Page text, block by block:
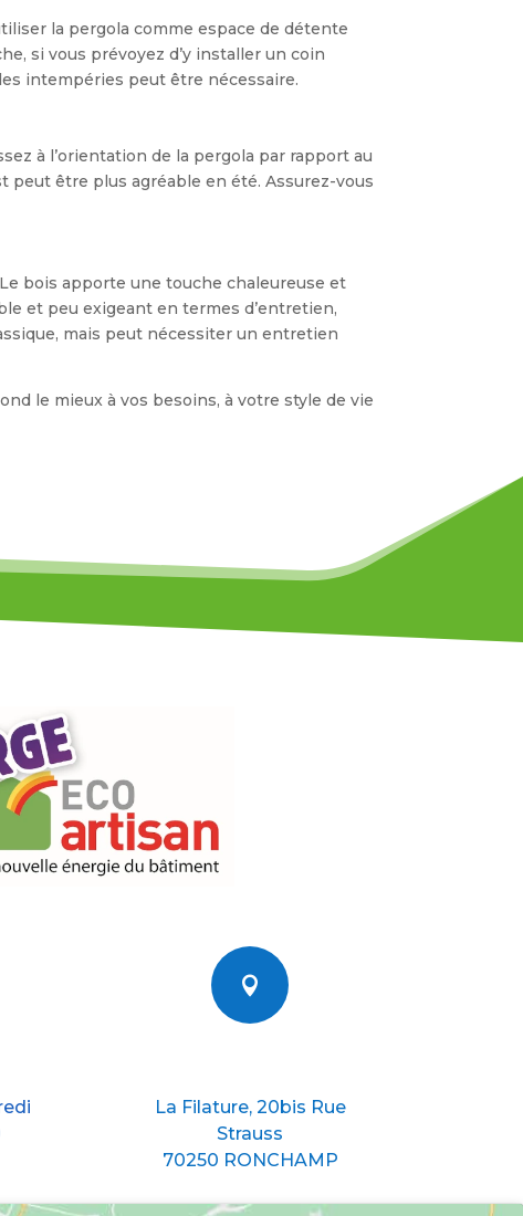
la pergola comme espace de détente
si vous prévoyez d’y installer un coin
intempéries peut être nécessaire.
à l’orientation de la pergola par rapport au
être plus agréable en été. Assurez-vous
bois apporte une touche chaleureuse et
et peu exigeant en termes d’entretien,
mais peut nécessiter un entretien
le mieux à vos besoins, à votre style de vie

La Filature, 20bis Rue
Strauss
70250 RONCHAMP